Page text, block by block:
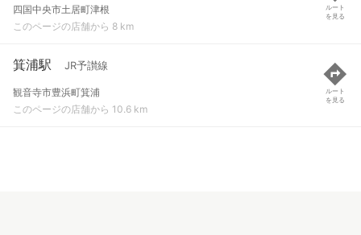
四国中央市土居町津根
このページの店舗から 8 km
ルート
を見る
箕浦駅 JR予讃線
観音寺市豊浜町箕浦
このページの店舗から 10.6 km
ルート
を見る